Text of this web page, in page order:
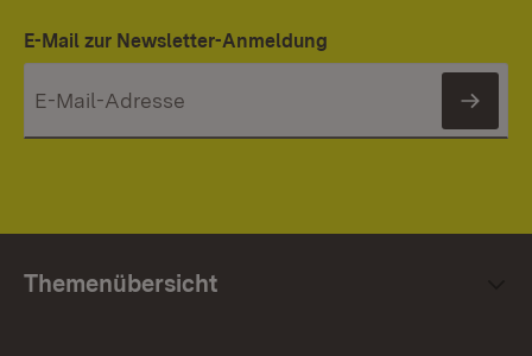
E-Mail zur Newsletter-Anmeldung
Themenübersicht